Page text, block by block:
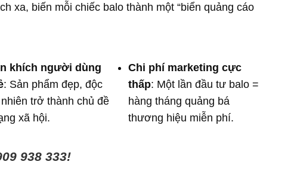
xa, biến mỗi chiếc balo thành một “biển quảng cáo
khích người dùng
: Sản phẩm đẹp, độc
trở thành chủ đề
xã hội.
Chi phí marketing cực
thấp: Một lần đầu tư balo =
hàng tháng quảng bá
thương hiệu miễn phí.
938 333!